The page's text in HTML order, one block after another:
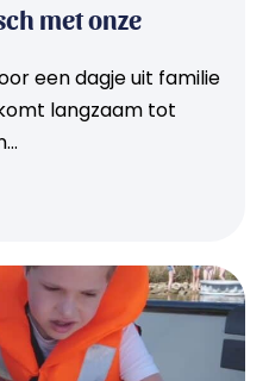
met onze
een dagje uit familie
langzaam tot